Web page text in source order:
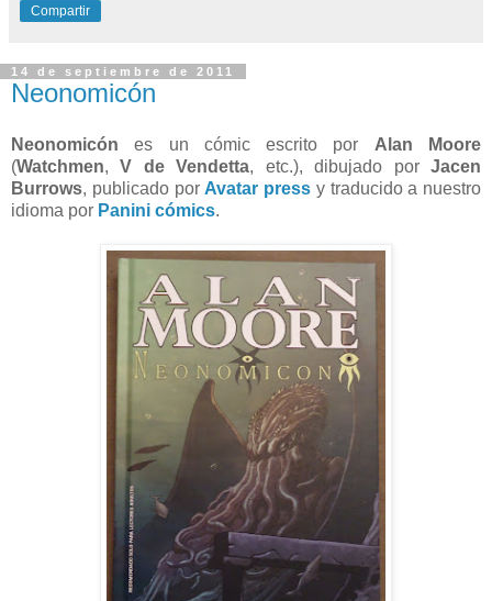
Compartir
14 de septiembre de 2011
Neonomicón
Neonomicón es un cómic escrito por Alan Moore
(Watchmen,V de Vendetta, etc.), dibujado porJacen
Burrows, publicado porAvatar press y traducido a nuestro
idioma por Panini cómics.